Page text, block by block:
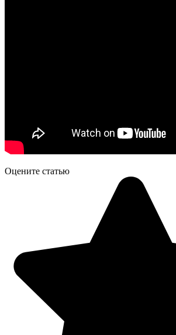
Оцените статью